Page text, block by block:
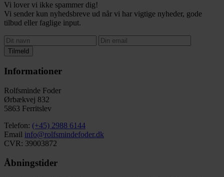
Vi lover vi ikke spammer dig!
Vi sender kun nyhedsbreve ud når vi har vigtige nyheder, gode
tilbud eller faglige input.
Tilmeld
Informationer
Rolfsminde Foder
Ørbækvej 832
5863 Ferritslev
Telefon: (+45) 2988 6144
Email info@rolfsmindefoder.dk
CVR: 39003872
Åbningstider